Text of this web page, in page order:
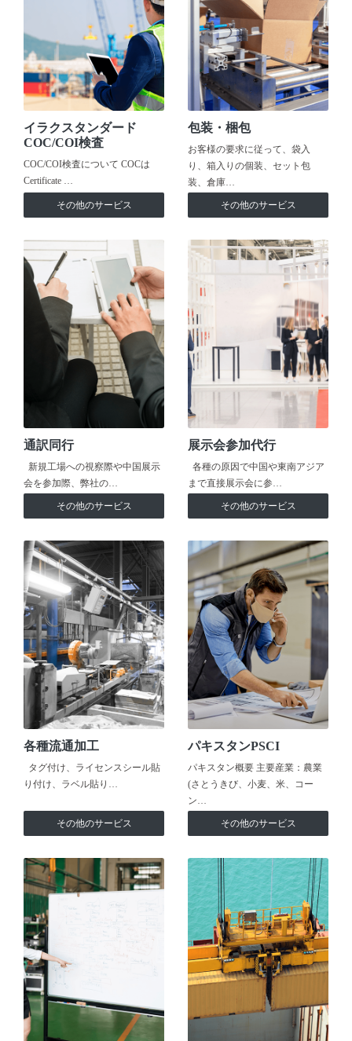
イラクスタンダード
COC/COI検査
COC/COI検査について COCは
Certificate …
その他のサービス
包装・梱包
お客様の要求に従って、袋入
り、箱入りの個装、セット包
装、倉庫…
その他のサービス
通訳同行
新規工場への視察際や中国展示
会を参加際、弊社の…
その他のサービス
展示会参加代行
各種の原因で中国や東南アジア
まで直接展示会に参…
その他のサービス
各種流通加工
タグ付け、ライセンスシール貼
り付け、ラベル貼り…
その他のサービス
パキスタンPSCI
パキスタン概要 主要産業：農業
(さとうきび、小麦、米、コー
ン…
その他のサービス